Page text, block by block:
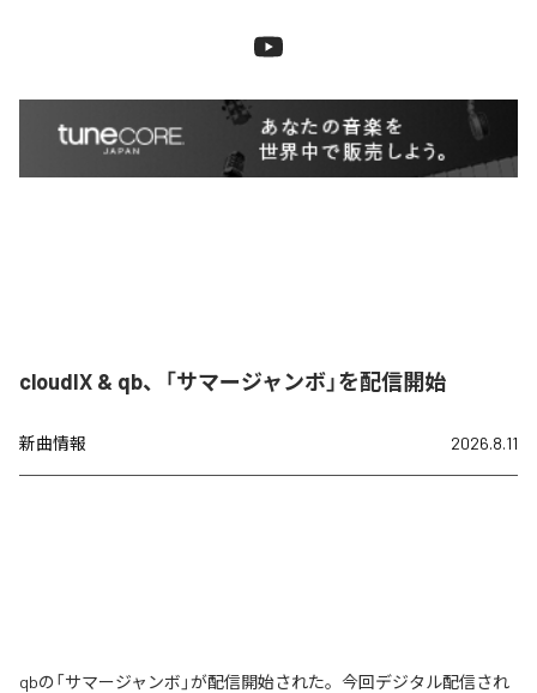
cloudIX & qb、「サマージャンボ」を配信開始
新曲情報 2026.8.11
qbの「サマージャンボ」が配信開始された。今回デジタル配信され